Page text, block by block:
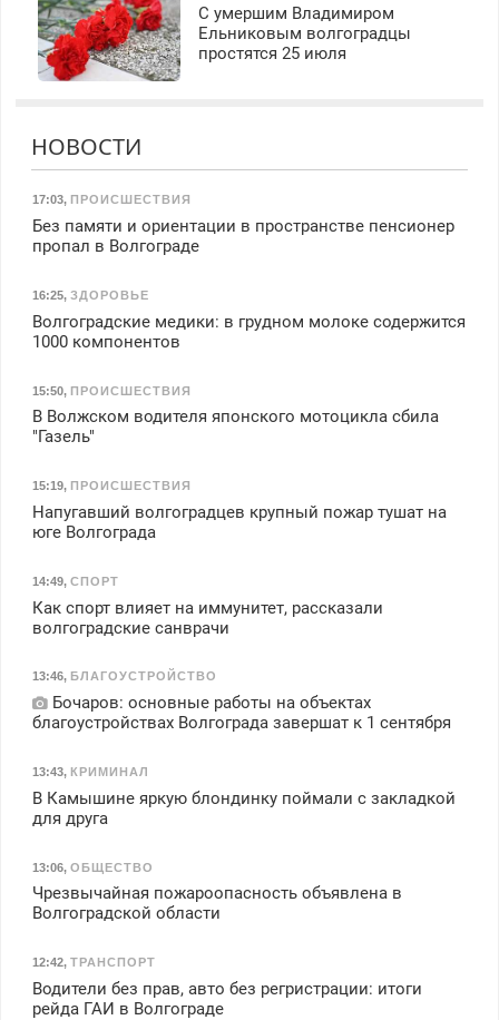
С умершим Владимиром
Ельниковым волгоградцы
простятся 25 июля
НОВОСТИ
17:03, ПРОИСШЕСТВИЯ
Без памяти и ориентации в пространстве пенсионер
пропал в Волгограде
16:25, ЗДОРОВЬЕ
Волгоградские медики: в грудном молоке содержится
1000 компонентов
15:50, ПРОИСШЕСТВИЯ
В Волжском водителя японского мотоцикла сбила
"Газель"
15:19, ПРОИСШЕСТВИЯ
Напугавший волгоградцев крупный пожар тушат на
юге Волгограда
14:49, СПОРТ
Как спорт влияет на иммунитет, рассказали
волгоградские санврачи
13:46, БЛАГОУСТРОЙСТВО
Бочаров: основные работы на объектах
благоустройствах Волгограда завершат к 1 сентября
13:43, КРИМИНАЛ
В Камышине яркую блондинку поймали с закладкой
для друга
13:06, ОБЩЕСТВО
Чрезвычайная пожароопасность объявлена в
Волгоградской области
12:42, ТРАНСПОРТ
Водители без прав, авто без регристрации: итоги
рейда ГАИ в Волгограде